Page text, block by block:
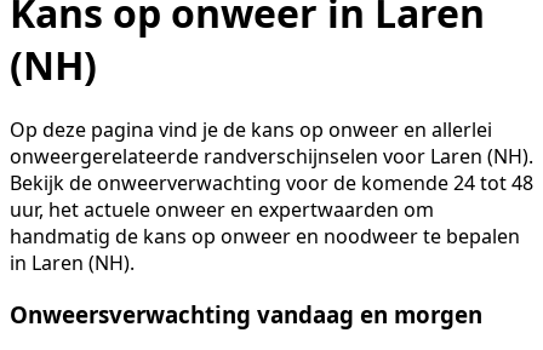
Kans op onweer in Laren
(NH)
Op deze pagina vind je de kans op onweer en allerlei
onweergerelateerde randverschijnselen voor Laren (NH).
Bekijk de onweerverwachting voor de komende 24 tot 48
uur, het actuele onweer en expertwaarden om
handmatig de kans op onweer en noodweer te bepalen
in Laren (NH).
Onweersverwachting vandaag en morgen